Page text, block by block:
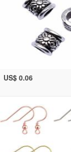
US$ 0.06